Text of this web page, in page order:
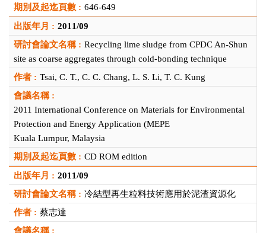
646-649
2011/09
Recycling lime sludge from CPDC An-Shun
site as coarse aggregates through cold-bonding technique
Tsai, C. T., C. C. Chang, L. S. Li, T. C. Kung
2011 International Conference on Materials for Environmental
Protection and Energy Application (MEPE
Kuala Lumpur, Malaysia
CD ROM edition
2011/09
冷結型再生粒料技術應用於泥渣資源化
蔡志達